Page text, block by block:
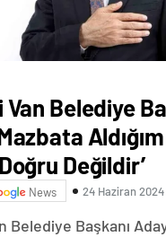
Belediye
Değildir’
News 24 Haziran 2024
Belediye Başkanı